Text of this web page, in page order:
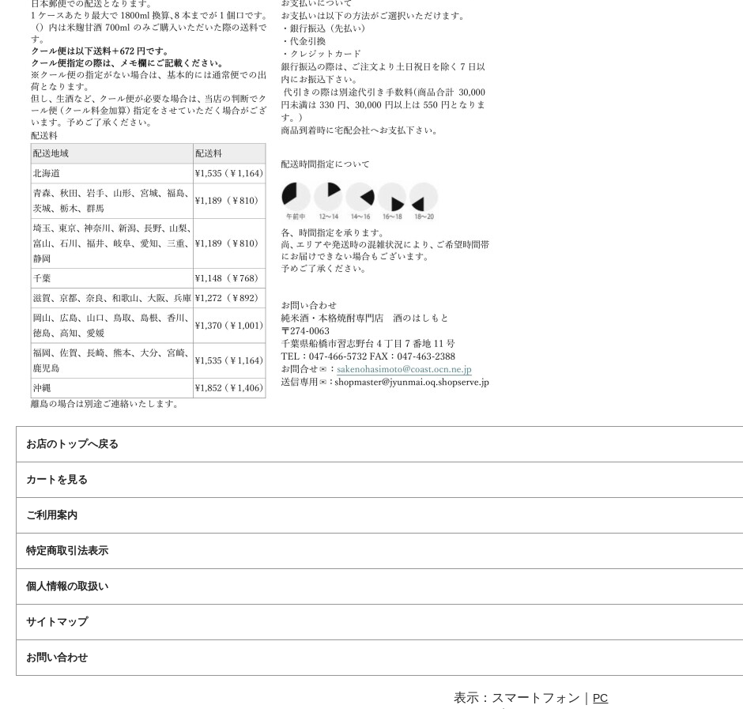
お店のトップへ戻る
カートを見る
ご利用案内
特定商取引法表示
個人情報の取扱い
サイトマップ
お問い合わせ
表示：スマートフォン｜ PC